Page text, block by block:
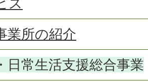
ス
業所の紹介
日常生活支援総合事業